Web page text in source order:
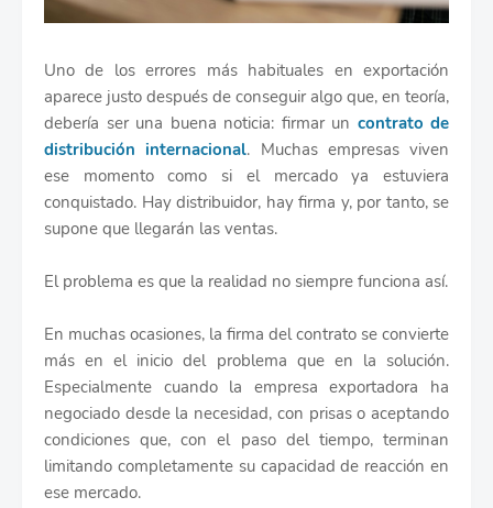
Uno de los errores más habituales en exportación
aparece justo después de conseguir algo que, en teoría,
debería ser una buena noticia: firmar un contrato de
distribución internacional. Muchas empresas viven
ese momento como si el mercado ya estuviera
conquistado. Hay distribuidor, hay firma y, por tanto, se
supone que llegarán las ventas.
El problema es que la realidad no siempre funciona así.
En muchas ocasiones, la firma del contrato se convierte
más en el inicio del problema que en la solución.
Especialmente cuando la empresa exportadora ha
negociado desde la necesidad, con prisas o aceptando
condiciones que, con el paso del tiempo, terminan
limitando completamente su capacidad de reacción en
ese mercado.